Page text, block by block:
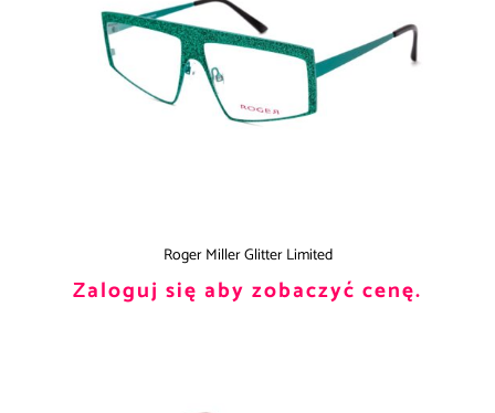
Roger Miller Glitter Limited
Zaloguj się aby zobaczyć cenę.